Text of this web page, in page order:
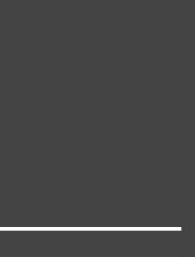
डोनाल्ड ट्रंप ने ईरान को
को चेतावनी देते हुए कहा
होगा, जो वो सोचते हैं,
है।’’ उन्होंने कहा था कि
घातक सैन्य उपकरण
के पास है और वो
है।